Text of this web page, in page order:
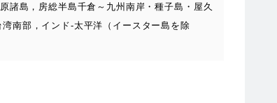
諸島，房総半島千倉～九州南岸・種子島・屋久
南部，インド-太平洋（イースター島を除